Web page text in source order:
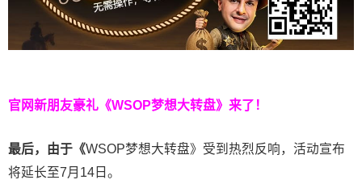
官网新朋友豪礼 《WSOP梦想大转盘》来了！
最后，由于《WSOP梦想大转盘》受到热烈反响，活动宣布
将延长至7月14日。